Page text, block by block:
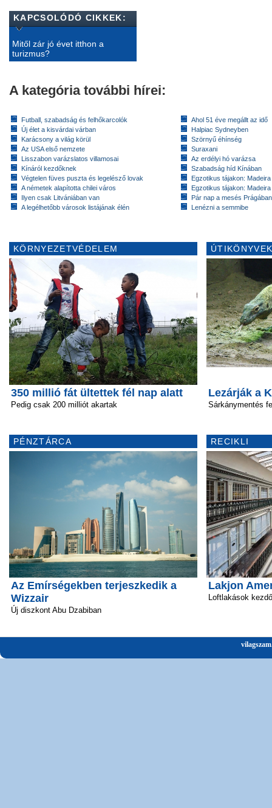
KAPCSOLÓDÓ CIKKEK:
Mitől zár jó évet itthon a
turizmus?
A kategória további hírei:
Futball, szabadság és felhőkarcolók
Új élet a kisvárdai várban
Karácsony a világ körül
Az USA első nemzete
Lisszabon varázslatos villamosai
Kínáról kezdőknek
Végtelen füves puszta és legelésző lovak
A németek alapította chilei város
Ilyen csak Litvániában van
A legélhetőbb városok listájának élén
Ahol 51 éve megállt az idő
Halpiac Sydneyben
Szörnyű éhínség
Suraxani
Az erdélyi hó varázsa
Szabadság híd Kínában
Egzotikus tájakon:
Egzotikus tájakon:
Pár nap a mesés Prágában
Lenézni a semmibe
KÖRNYEZETVÉDELEM
350 millió fát ültettek fél nap alatt
Pedig csak 200 milliót akartak
PÉNZTÁRCA
Az Emírségekben terjeszkedik a
Wizzair
Új diszkont Abu Dzabiban
Lezárják a
Sárkánymentés
RECIKLI
Lakjon
Loftlakások